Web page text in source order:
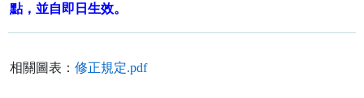
點，並自即日生效。
相關圖表： 修正規定.pdf